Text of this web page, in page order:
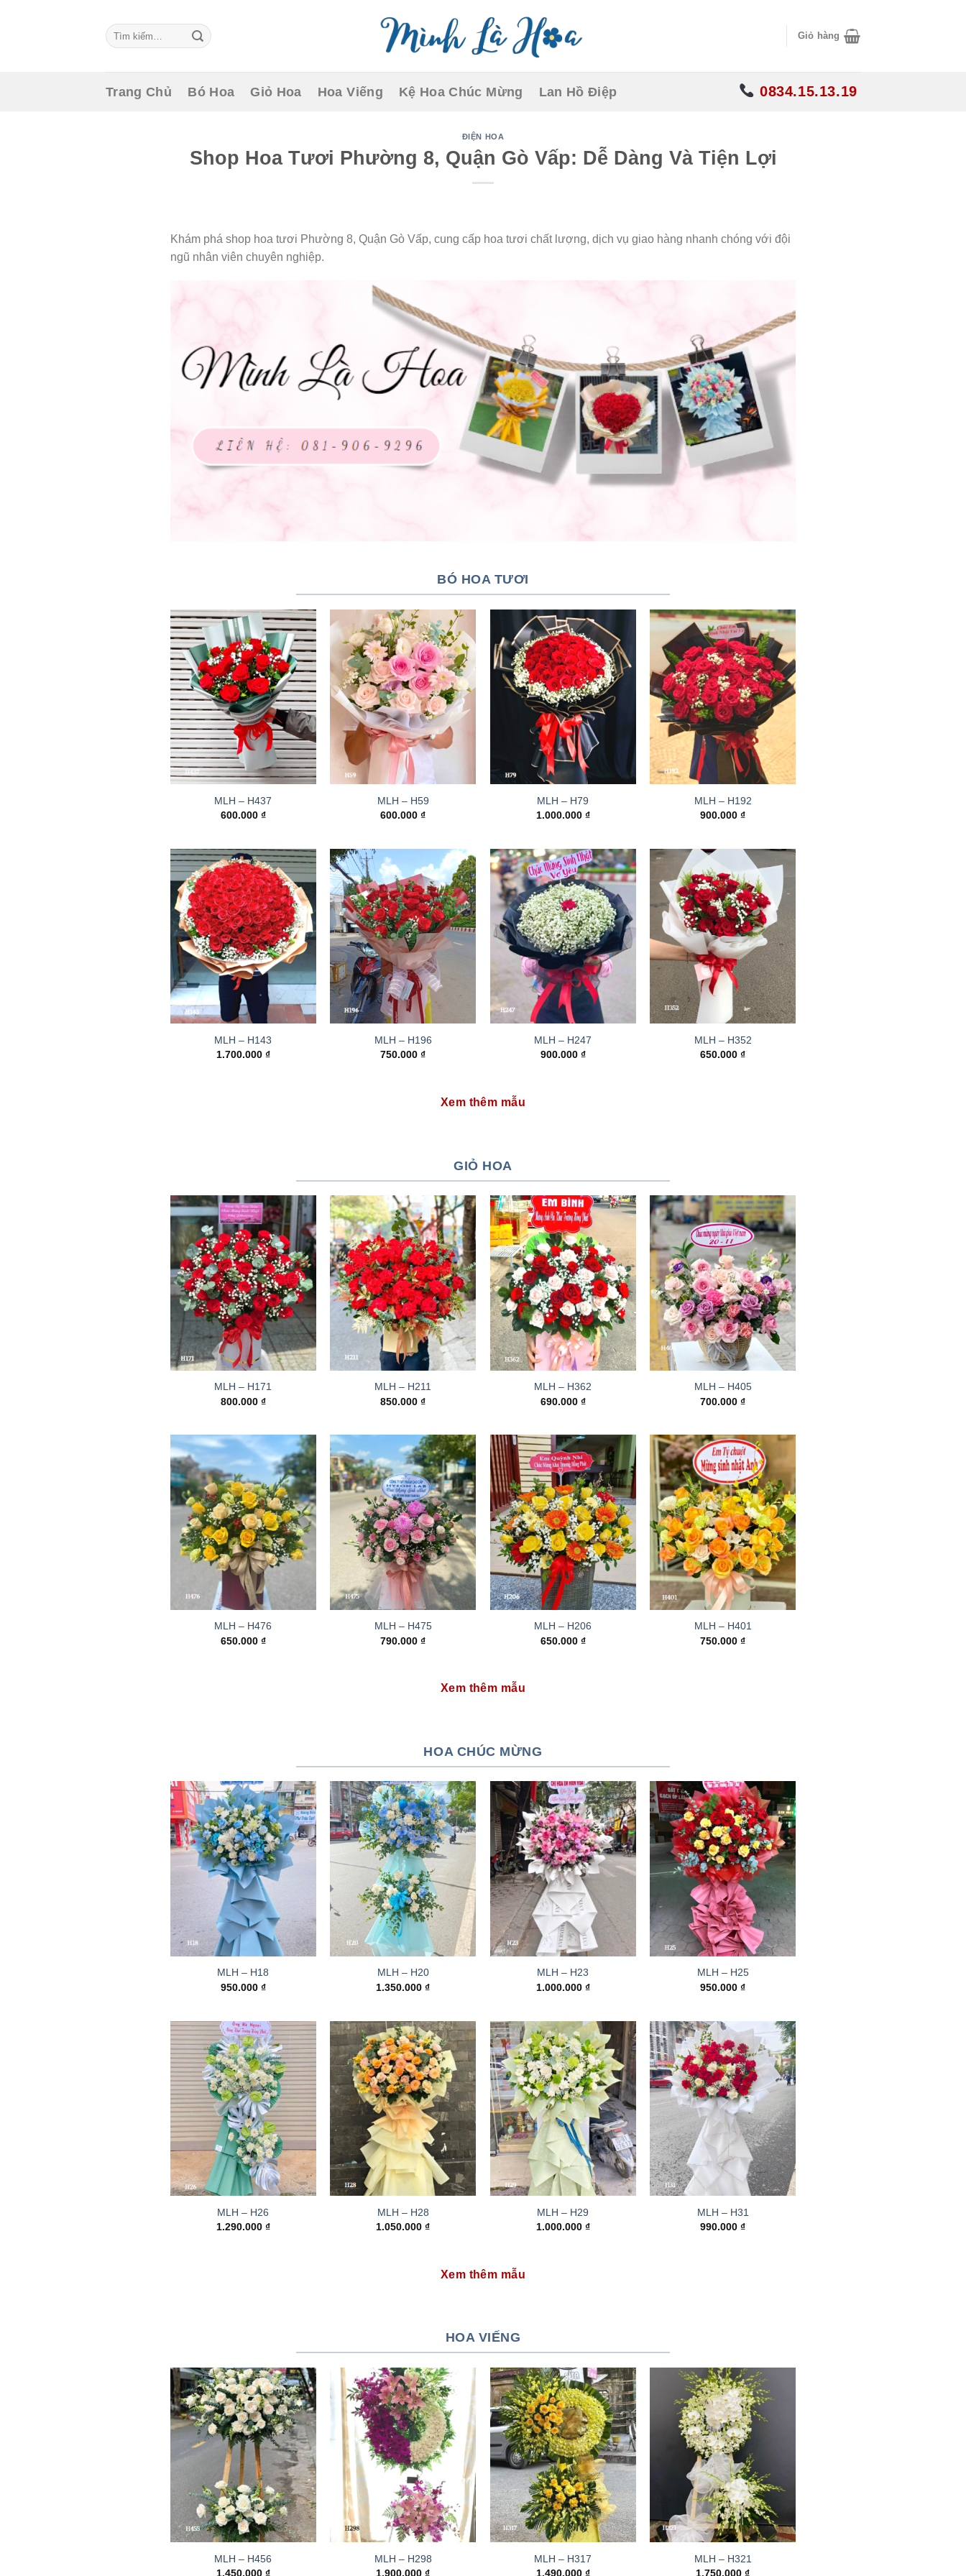
Tìm
kiếm:
Giỏ hàng
Trang Chủ Bó Hoa Giỏ Hoa Hoa Viếng Kệ Hoa Chúc Mừng Lan Hồ Điệp 0834.15.13.19
ĐIỆN HOA
Shop Hoa Tươi Phường 8, Quận Gò Vấp: Dễ Dàng Và Tiện Lợi
Khám phá shop hoa tươi Phường 8, Quận Gò Vấp, cung cấp hoa tươi chất lượng, dịch vụ giao hàng nhanh chóng với đội
ngũ nhân viên chuyên nghiệp.
BÓ HOA TƯƠI
MLH – H437
600.000 ₫
MLH – H59
600.000₫
MLH – H79
1.000.000 ₫
MLH – H192
900.000₫
MLH – H143
1.700.000 ₫
MLH – H196
750.000₫
MLH – H247
900.000 ₫
MLH – H352
650.000₫
Xem thêm mẫu
GIỎ HOA
MLH – H171
800.000 ₫
MLH – H211
850.000₫
MLH – H362
690.000 ₫
MLH – H405
700.000₫
MLH – H476
650.000 ₫
MLH – H475
790.000₫
MLH – H206
650.000 ₫
MLH – H401
750.000₫
Xem thêm mẫu
HOA CHÚC MỪNG
MLH – H18
950.000 ₫
MLH – H20
1.350.000₫
MLH – H23
1.000.000 ₫
MLH – H25
950.000₫
MLH – H26
1.290.000 ₫
MLH – H28
1.050.000₫
MLH – H29
1.000.000 ₫
MLH – H31
990.000₫
Xem thêm mẫu
HOA VIẾNG
MLH – H456
1.450.000 ₫
MLH – H298
1.900.000₫
MLH – H317
1.490.000 ₫
MLH – H321
1.750.000₫